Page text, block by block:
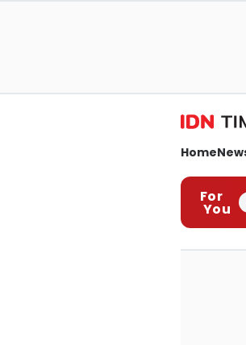
Home
For
You